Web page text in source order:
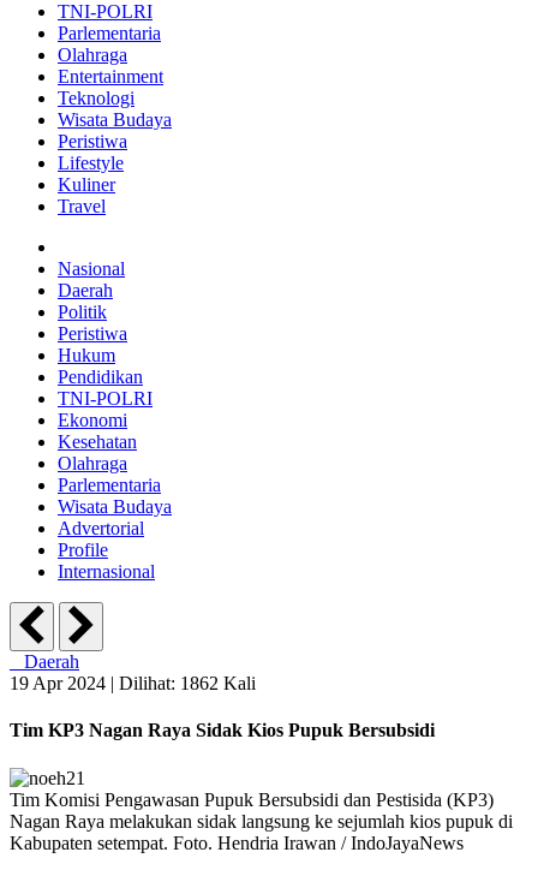
TNI-POLRI
Parlementaria
Olahraga
Entertainment
Teknologi
Wisata Budaya
Peristiwa
Lifestyle
Kuliner
Travel
Nasional
Daerah
Politik
Peristiwa
Hukum
Pendidikan
TNI-POLRI
Ekonomi
Kesehatan
Olahraga
Parlementaria
Wisata Budaya
Advertorial
Profile
Internasional
Daerah
19 Apr 2024 | Dilihat: 1862 Kali
Tim KP3 Nagan Raya Sidak Kios Pupuk Bersubsidi
Tim Komisi Pengawasan Pupuk Bersubsidi dan Pestisida (KP3)
Nagan Raya melakukan sidak langsung ke sejumlah kios pupuk di
Kabupaten setempat. Foto. Hendria Irawan / IndoJayaNews